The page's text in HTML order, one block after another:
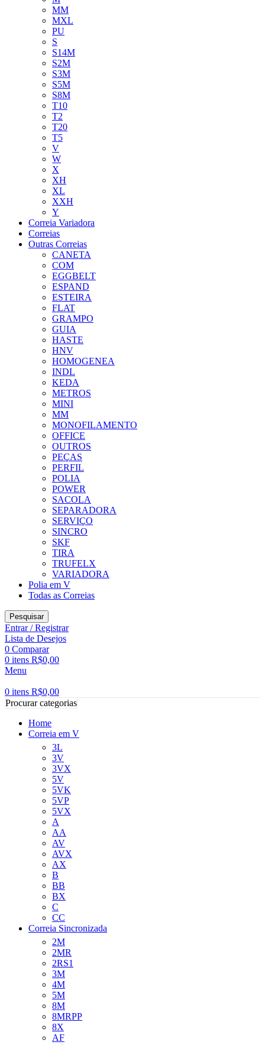
MM
MXL
PU
S
S14M
S2M
S3M
S5M
S8M
T10
T2
T20
T5
V
W
X
XH
XL
XXH
Y
Correia Variadora
Correias
Outras Correias
CANETA
COM
EGGBELT
ESPAND
ESTEIRA
FLAT
GRAMPO
GUIA
HASTE
HNV
HOMOGENEA
INDL
KEDA
METROS
MINI
MM
MONOFILAMENTO
OFFICE
OUTROS
PEÇAS
PERFIL
POLIA
POWER
SACOLA
SEPARADORA
SERVIÇO
SINCRO
SKF
TIRA
TRUFELX
VARIADORA
Polia em V
Todas as Correias
Pesquisar
Entrar / Registrar
Lista de Desejos
0 Comparar
0 itens R$0,00
Menu
0 itens R$0,00
Procurar categorias
Home
Correia em V
3L
3V
3VX
5V
5VK
5VP
5VX
A
AA
AV
AVX
AX
B
BB
BX
C
CC
Correia Sincronizada
2M
2MR
2RS1
3M
4M
5M
8M
8MRPP
8X
AF